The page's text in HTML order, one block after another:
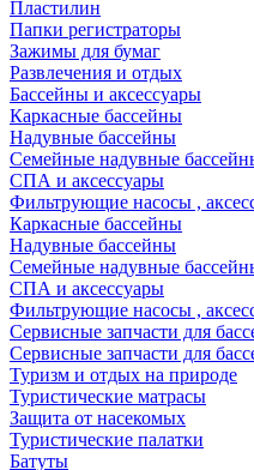
Пластилин
Папки регистраторы
Зажимы для бумаг
Развлечения и отдых
Бассейны и аксессуары
Каркасные бассейны
Надувные бассейны
Семейные надувные
СПА и аксессуары
Фильтрующие насосы ,
Каркасные бассейны
Надувные бассейны
Семейные надувные
СПА и аксессуары
Фильтрующие насосы ,
Cервисные запчасти для
Cервисные запчасти для
Туризм и отдых на природе
Туристические матрасы
Защита от насекомых
Туристические палатки
Батуты